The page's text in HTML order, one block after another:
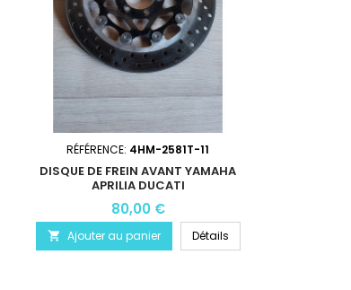
RÉFÉRENCE: 4HM-2581T-11
DISQUE DE FREIN AVANT YAMAHA
APRILIA DUCATI
80,00 €
 Ajouter au panier Détails